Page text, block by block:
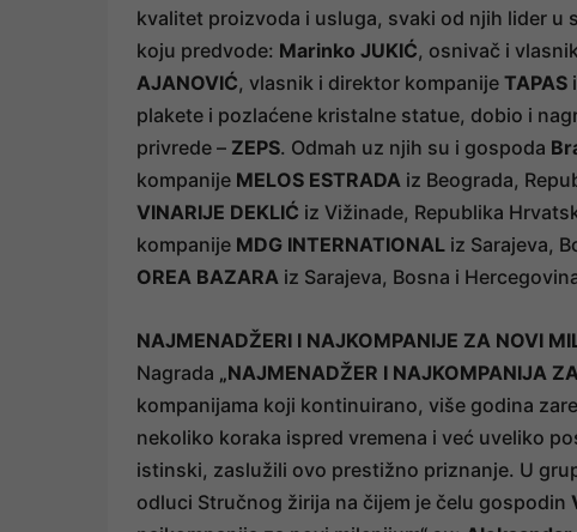
kvalitet proizvoda i usluga, svaki od njih lider u
koju predvode: Marinko JUKIĆ, osnivač i
AJANOVIĆ, vlasnik i direktor kompanije TAPAS
plakete i pozlaćene kristalne statue, dobio i
privrede – ZEPS. Odmah uz njih su i gospoda
kompanije MELOS ESTRADA iz Beograda,
VINARIJE DEKLIĆ iz Vižinade, Republika
kompanije MDG INTERNATIONAL iz Sarajeva,
OREA BAZARA iz Sarajeva, Bosna i
NAJMENADŽERI I NAJKOMPANIJE ZA NOVI
Nagrada „NAJMENADŽER I NAJKOMPANIJA
kompanijama koji kontinuirano, više godina
nekoliko koraka ispred vremena i već uveliko
istinski, zaslužili ovo prestižno priznanje. U
odluci Stručnog žirija na čijem je čelu gospodin